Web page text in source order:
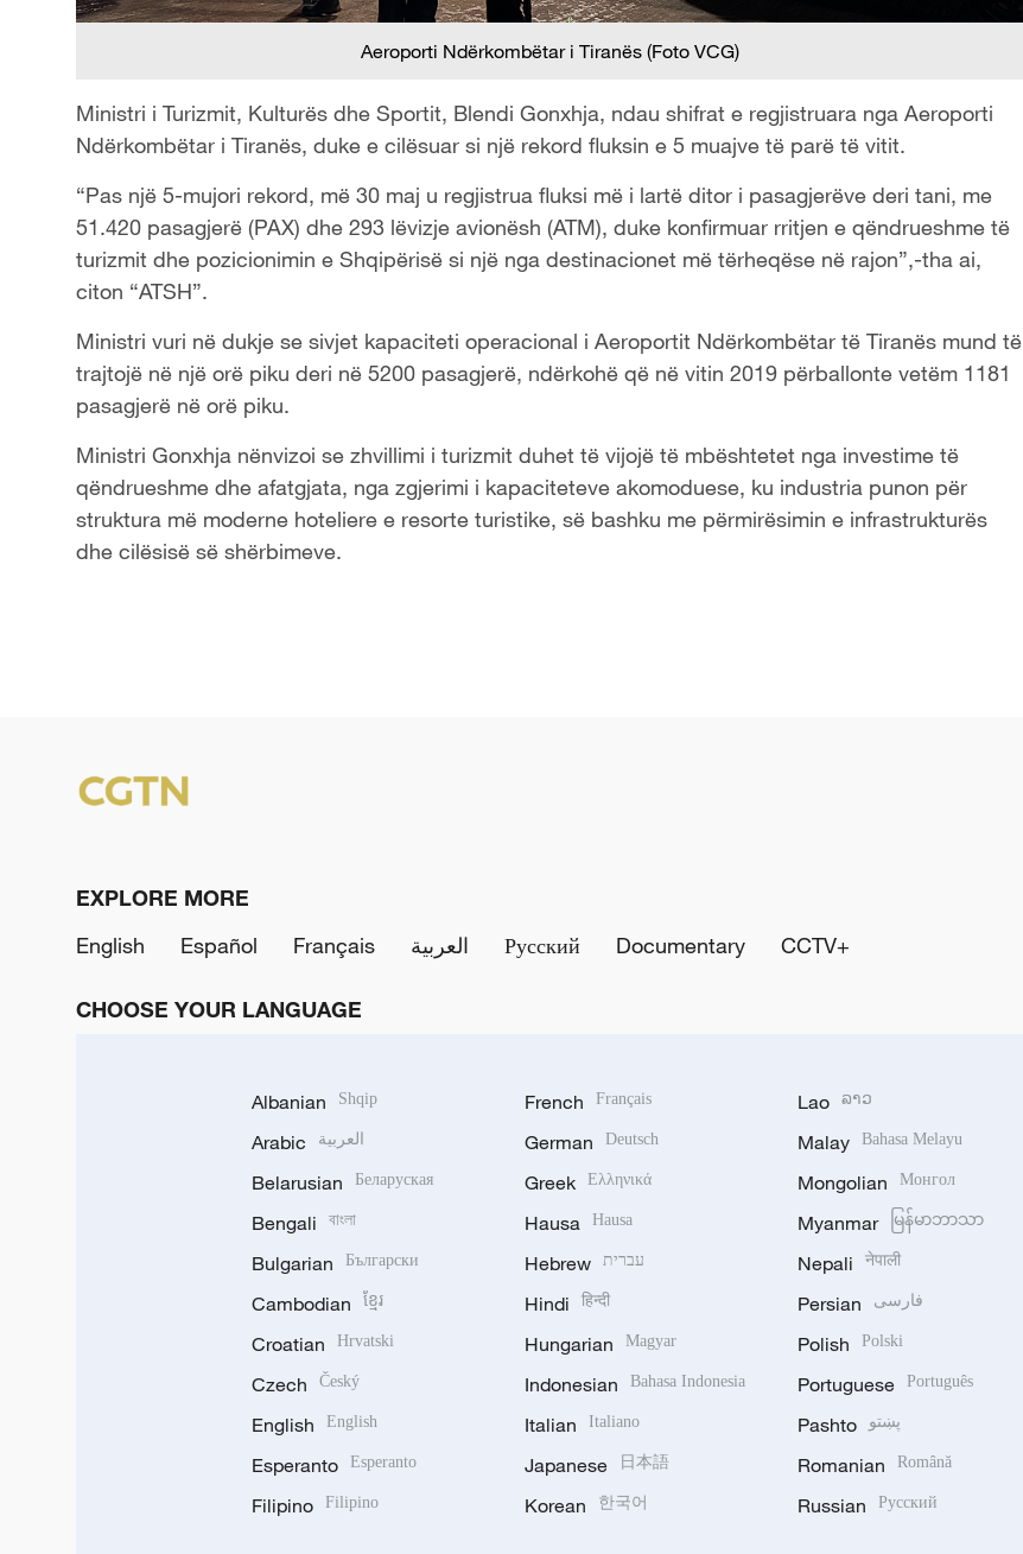
Aeroporti Ndërkombëtar i Tiranës (Foto VCG)
Ministri i Turizmit, Kulturës dhe Sportit, Blendi Gonxhja, ndau shifrat e regjistruara nga Aeroporti
Ndërkombëtar i Tiranës, duke e cilësuar si një rekord fluksin e 5 muajve të parë të vitit.
“Pas një 5-mujori rekord, më 30 maj u regjistrua fluksi më i lartë ditor i pasagjerëve deri tani, me
51.420 pasagjerë (PAX) dhe 293 lëvizje avionësh (ATM), duke konfirmuar rritjen e qëndrueshme të
turizmit dhe pozicionimin e Shqipërisë si një nga destinacionet më tërheqëse në rajon”,-tha ai,
citon “ATSH”.
Ministri vuri në dukje se sivjet kapaciteti operacional i Aeroportit Ndërkombëtar të Tiranës mund të
trajtojë në një orë piku deri në 5200 pasagjerë, ndërkohë që në vitin 2019 përballonte vetëm 1181
pasagjerë në orë piku.
Ministri Gonxhja nënvizoi se zhvillimi i turizmit duhet të vijojë të mbështetet nga investime të
qëndrueshme dhe afatgjata, nga zgjerimi i kapaciteteve akomoduese, ku industria punon për
struktura më moderne hoteliere e resorte turistike, së bashku me përmirësimin e infrastrukturës
dhe cilësisë së shërbimeve.
EXPLORE MORE
English
Español Français العربية Русский Documentary CCTV+
CHOOSE YOUR LANGUAGE
Albanian Shqip
Arabic العربية
Belarusian Беларуская
Bengali বাংলা
Bulgarian Български
Cambodian ខ្មែរ
Croatian Hrvatski
Czech Český
English English
Esperanto Esperanto
Filipino Filipino
French Français
German Deutsch
Greek Ελληνικά
Hausa Hausa
Hebrew עברית
Hindi हिन्दी
Hungarian Magyar
Indonesian Bahasa Indonesia
Italian Italiano
Japanese 日本語
Korean 한국어
Lao ລາວ
Malay Bahasa Melayu
Mongolian Монгол
Myanmar မြန်မာဘာသာ
Nepali नेपाली
Persian فارسی
Polish Polski
Portuguese Português
Pashto پښتو
Romanian Română
Russian Русский